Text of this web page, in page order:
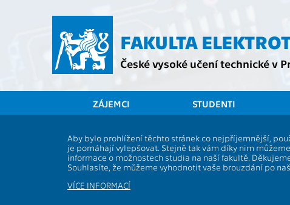
FAKULTA
České vysoké učení technické v
ZÁJEMCI STUDENTI
Aby bylo prohlížení těchto stránek co nejpříjemnější,
je pomáhají vylepšovat. Stejně tak vám díky nim
informace o možnostech studia na naší fakultě.
Souhlasíte, že můžeme vyhodnotit vaše brouzdání po
VÍCE INFORMACÍ
Aktuální rok
Rok 2025
Rok 2024
Rok 2023
Česká
dosáhla